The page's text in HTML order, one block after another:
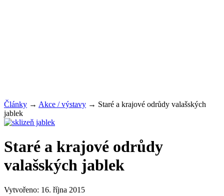
Články → Akce / výstavy → Staré a krajové odrůdy valašských
jablek
Staré a krajové odrůdy
valašských jablek
Vytvořeno: 16. října 2015